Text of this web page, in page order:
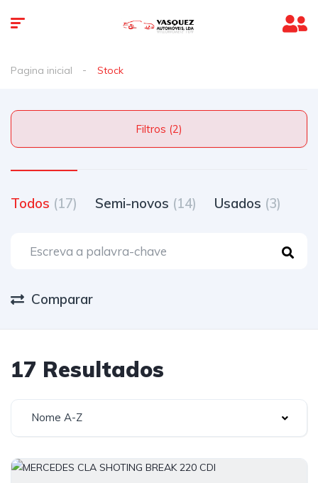
Pagina inicial Stock
Filtros (2)
Todos (17) Semi-novos (14) Usados (3)
Comparar
17 Resultados
Nome A-Z